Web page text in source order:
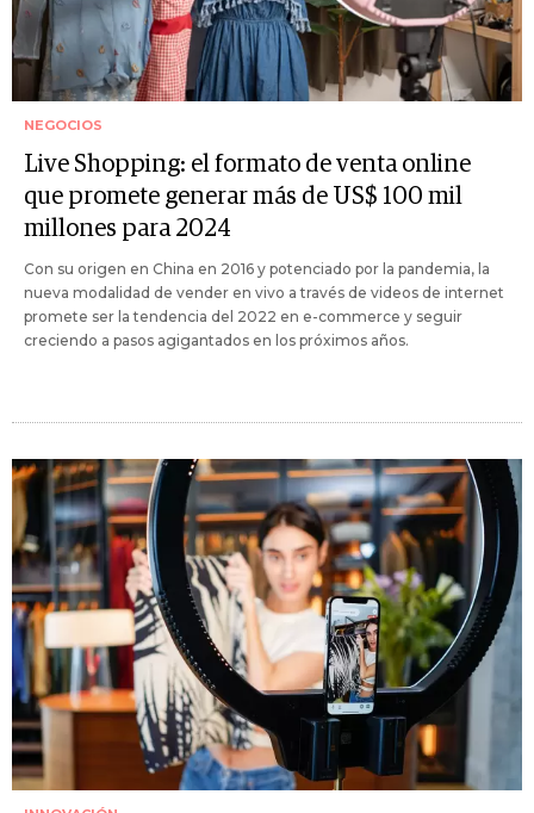
NEGOCIOS
Live Shopping: el formato de venta online
que promete generar más de US$ 100 mil
millones para 2024
Con su origen en China en 2016 y potenciado por la pandemia, la
nueva modalidad de vender en vivo a través de videos de internet
promete ser la tendencia del 2022 en e-commerce y seguir
creciendo a pasos agigantados en los próximos años.